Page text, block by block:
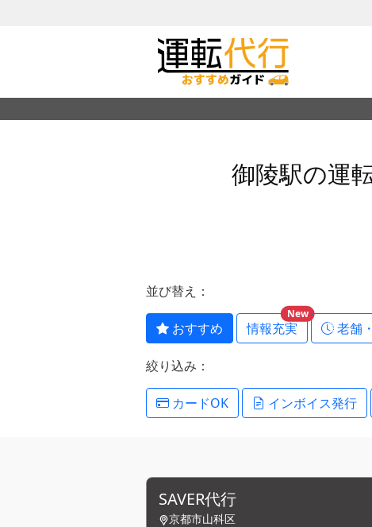
御陵駅の運
並び替え：
おすすめ 情報充実
New
老舗
絞り込み：
カードOK インボイス発行
SAVER代行
京都市山科区